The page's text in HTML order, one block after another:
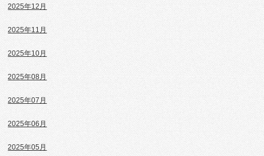
2025年12月
2025年11月
2025年10月
2025年08月
2025年07月
2025年06月
2025年05月